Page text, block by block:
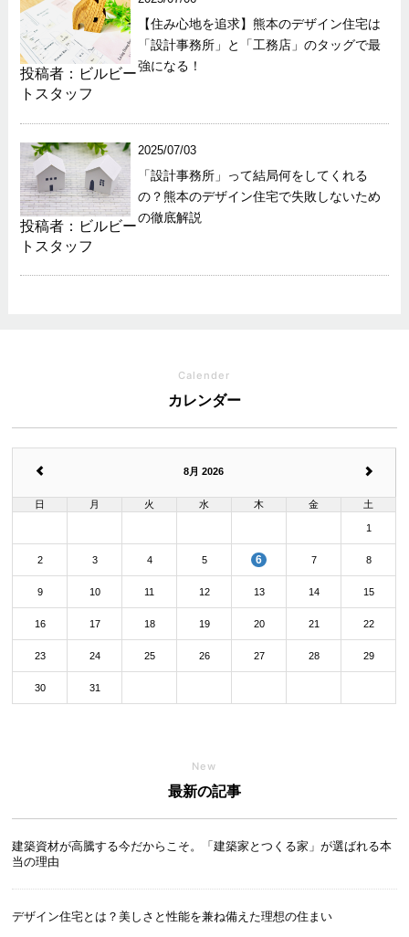
【住み心地を追求】熊本のデザイン住宅は
「設計事務所」と「工務店」のタッグで最
強になる！
投稿者：ビルビー
トスタッフ
2025/07/03
「設計事務所」って結局何をしてくれる
の？熊本のデザイン住宅で失敗しないため
の徹底解説
投稿者：ビルビー
トスタッフ
Calender
カレンダー
8月 2026
日 月 火 水 木 金 土
1
2 3 4 5 6 7 8
9 10 11 12 13 14 15
16 17 18 19 20 21 22
23 24 25 26 27 28 29
30 31
New
最新の記事
建築資材が高騰する今だからこそ。「建築家とつくる家」が選ばれる本
当の理由
デザイン住宅とは？美しさと性能を兼ね備えた理想の住まい